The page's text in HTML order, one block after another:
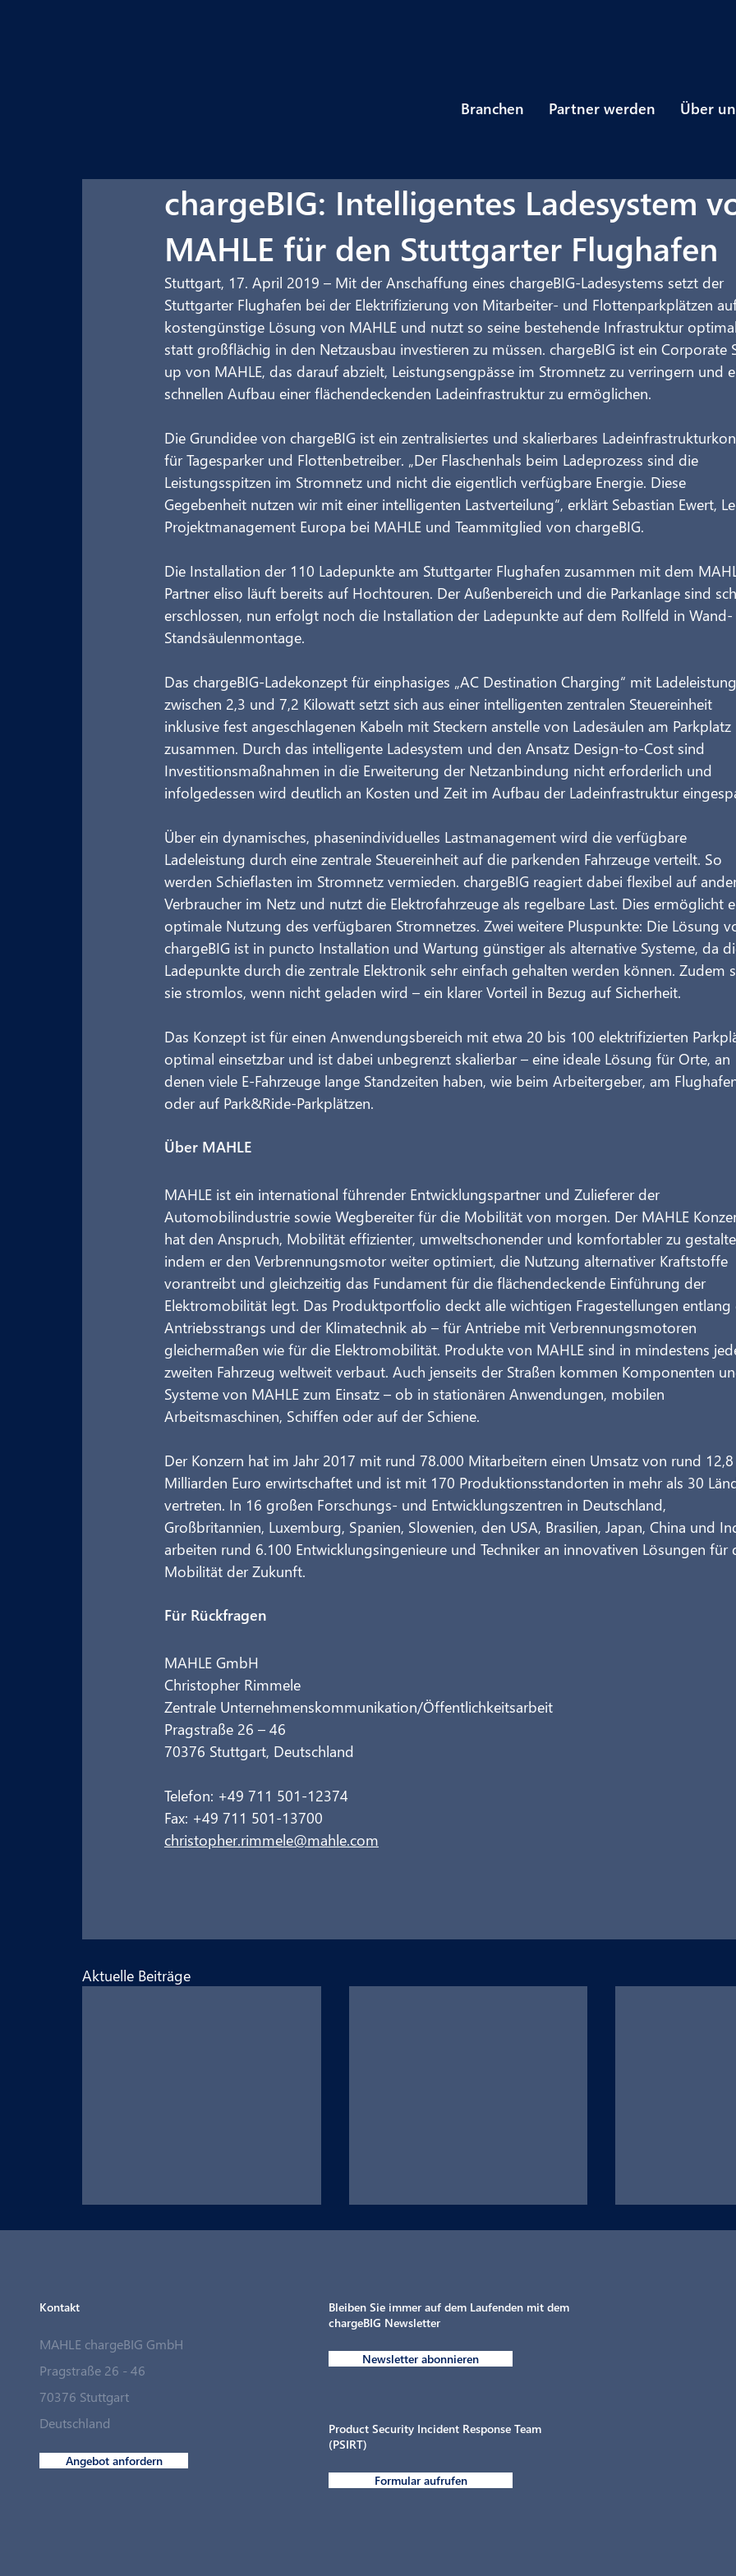
Branchen Partner werden Über
chargeBIG: Intelligentes Ladesystem
MAHLE für den Stuttgarter Flughafen
Stuttgart, 17. April 2019 – Mit der Anschaffung eines chargeBIG-Ladesystems setzt der
Stuttgarter Flughafen bei der Elektrifizierung von Mitarbeiter- und Flottenparkplätzen
kostengünstige Lösung von MAHLE und nutzt so seine bestehende Infrastruktur
statt großflächig in den Netzausbau investieren zu müssen. chargeBIG ist ein Corporate
up von MAHLE, das darauf abzielt, Leistungsengpässe im Stromnetz zu verringern und
schnellen Aufbau einer flächendeckenden Ladeinfrastruktur zu ermöglichen.
Die Grundidee von chargeBIG ist ein zentralisiertes und skalierbares
für Tagesparker und Flottenbetreiber. „Der Flaschenhals beim Ladeprozess sind die
Leistungsspitzen im Stromnetz und nicht die eigentlich verfügbare Energie. Diese
Gegebenheit nutzen wir mit einer intelligenten Lastverteilung“, erklärt Sebastian Ewert,
Projektmanage­ment Europa bei MAHLE und Teammitglied von chargeBIG.
Die Installation der 110 Ladepunkte am Stuttgarter Flughafen zusammen mit dem
Partner eliso läuft bereits auf Hochtouren. Der Außenbereich und die Parkanlage sind
erschlossen, nun erfolgt noch die Installation der Ladepunkte auf dem Rollfeld in
Standsäulenmontage.
Das chargeBIG-Ladekonzept für einphasiges „AC Destination Charging“ mit
zwischen 2,3 und 7,2 Kilowatt setzt sich aus einer intelligenten zentralen Steuereinheit
inklusive fest angeschlagenen Kabeln mit Steckern anstelle von Ladesäulen am Parkplatz
zusammen. Durch das intelligente Ladesystem und den Ansatz Design-to-Cost sind
Investitionsmaßnahmen in die Erweiterung der Netzanbindung nicht erforderlich und
infolgedessen wird deutlich an Kosten und Zeit im Aufbau der Ladeinfrastruktur
Über ein dynamisches, phasenindividuelles Lastmanagement wird die verfügbare
Ladeleistung durch eine zentrale Steuereinheit auf die parkenden Fahrzeuge verteilt. So
werden Schieflasten im Stromnetz vermieden. chargeBIG reagiert dabei flexibel auf
Verbraucher im Netz und nutzt die Elektrofahrzeuge als regelbare Last. Dies ermöglicht
optimale Nutzung des verfügbaren Stromnetzes. Zwei weitere Pluspunkte: Die Lösung
chargeBIG ist in puncto Installation und Wartung günstiger als alternative Systeme, da
Ladepunkte durch die zentrale Elektronik sehr einfach gehalten werden können. Zudem
sie stromlos, wenn nicht geladen wird – ein klarer Vorteil in Bezug auf Sicherheit.
Das Konzept ist für einen Anwendungsbereich mit etwa 20 bis 100 elektrifizierten
optimal einsetzbar und ist dabei unbe­grenzt skalierbar – eine ideale Lösung für Orte, an
denen viele E-Fahrzeuge lange Standzeiten haben, wie beim Arbeitergeber, am
oder auf Park&Ride-Parkplätzen.
Über MAHLE
MAHLE ist ein international führender Entwicklungspartner und Zulieferer der
Automobilindustrie sowie Wegbereiter für die Mobilität von morgen. Der MAHLE
hat den Anspruch, Mobilität effizienter, umweltschonender und komfortabler zu
indem er den Verbrennungsmotor weiter optimiert, die Nutzung alternativer Kraftstoffe
vorantreibt und gleichzeitig das Fundament für die flächendeckende Einführung der
Elektromobilität legt. Das Produktportfolio deckt alle wichtigen Fragestellungen entlang
Antriebsstrangs und der Klimatechnik ab – für Antriebe mit Verbrennungsmotoren
gleichermaßen wie für die Elektromobilität. Produkte von MAHLE sind in mindestens
zweiten Fahrzeug weltweit verbaut. Auch jenseits der Straßen kommen Komponenten
Systeme von MAHLE zum Einsatz – ob in stationären Anwendungen, mobilen
Arbeitsmaschinen, Schiffen oder auf der Schiene.
Der Konzern hat im Jahr 2017 mit rund 78.000 Mitarbeitern einen Umsatz von rund 12,8
Milliarden Euro erwirtschaftet und ist mit 170 Produktionsstandorten in mehr als 30
vertreten. In 16 großen Forschungs- und Entwicklungszentren in Deutschland,
Großbritannien, Luxemburg, Spanien, Slowenien, den USA, Brasilien, Japan, China und
arbeiten rund 6.100 Entwicklungsingenieure und Techniker an innovativen Lösungen für
Mobilität der Zukunft.
Für Rückfragen
MAHLE GmbH
Christopher Rimmele
Zentrale Unternehmenskommunikation/Öffentlichkeitsarbeit
Pragstraße 26 – 46
70376 Stuttgart, Deutschland
Telefon: +49 711 501-12374
Fax: +49 711 501-13700
christopher.rimmele@mahle.com
Aktuelle Beiträge
MAHLE chargeBIG schließt
strategische Partnerschaft
mit Langmatz Energy
Intelligente Elektrifizierung
Automobilbranche
Kontakt
MAHLE chargeBIG GmbH
Pragstraße 26 - 46
70376 Stuttgart
Deutschland
Angebot anfordern
Bleiben Sie immer auf dem Laufenden mit dem
chargeBIG Newsletter
Newsletter abonnieren
Product Security Incident Response Team
(PSIRT)
Formular aufrufen